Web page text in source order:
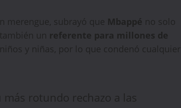
merengue, subrayó que Mbappé no solo
un referente para millones de
y niñas, por lo que condenó cualquier
más rotundo rechazo a las